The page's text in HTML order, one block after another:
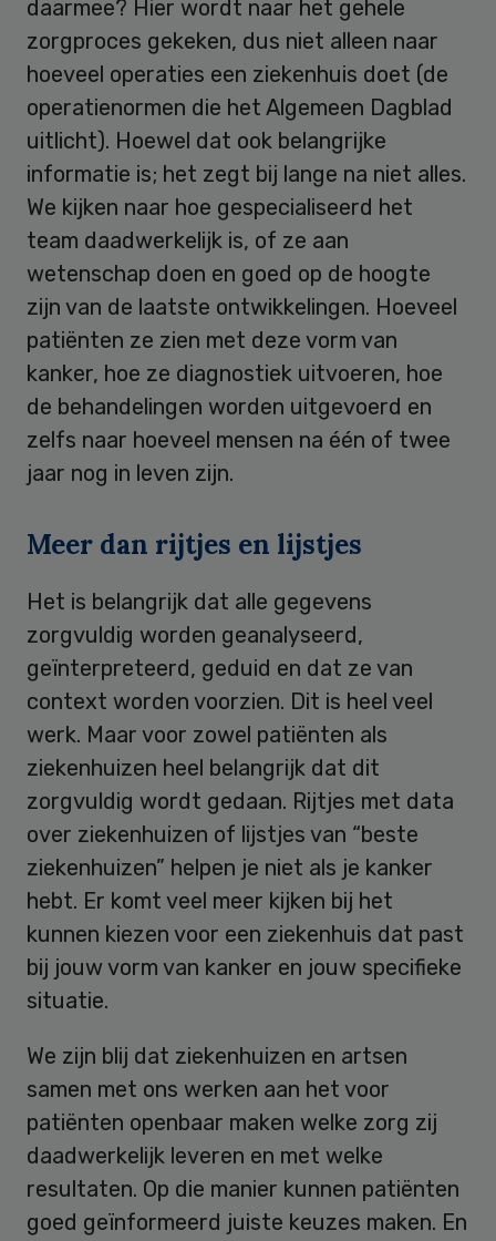
daarmee? Hier wordt naar het gehele
zorgproces gekeken, dus niet alleen naar
hoeveel operaties een ziekenhuis doet (de
operatienormen die het Algemeen Dagblad
uitlicht). Hoewel dat ook belangrijke
informatie is; het zegt bij lange na niet alles.
We kijken naar hoe gespecialiseerd het
team daadwerkelijk is, of ze aan
wetenschap doen en goed op de hoogte
zijn van de laatste ontwikkelingen. Hoeveel
patiënten ze zien met deze vorm van
kanker, hoe ze diagnostiek uitvoeren, hoe
de behandelingen worden uitgevoerd en
zelfs naar hoeveel mensen na één of twee
jaar nog in leven zijn.
Meer dan rijtjes en lijstjes
Het is belangrijk dat alle gegevens
zorgvuldig worden geanalyseerd,
geïnterpreteerd, geduid en dat ze van
context worden voorzien. Dit is heel veel
werk. Maar voor zowel patiënten als
ziekenhuizen heel belangrijk dat dit
zorgvuldig wordt gedaan. Rijtjes met data
over ziekenhuizen of lijstjes van “beste
ziekenhuizen” helpen je niet als je kanker
hebt. Er komt veel meer kijken bij het
kunnen kiezen voor een ziekenhuis dat past
bij jouw vorm van kanker en jouw specifieke
situatie.
We zijn blij dat ziekenhuizen en artsen
samen met ons werken aan het voor
patiënten openbaar maken welke zorg zij
daadwerkelijk leveren en met welke
resultaten. Op die manier kunnen patiënten
goed geïnformeerd juiste keuzes maken. En